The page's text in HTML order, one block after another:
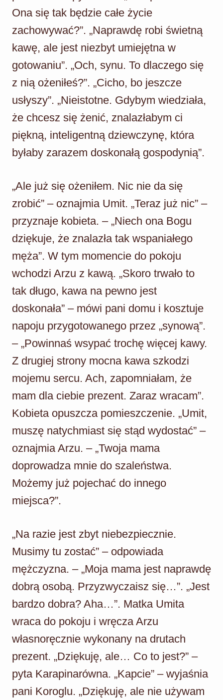
Ona się tak będzie całe życie
zachowywać?”. „Naprawdę robi świetną
kawę, ale jest niezbyt umiejętna w
gotowaniu”. „Och, synu. To dlaczego się
z nią ożeniłeś?”. „Cicho, bo jeszcze
usłyszy”. „Nieistotne. Gdybym wiedziała,
że chcesz się żenić, znalazłabym ci
piękną, inteligentną dziewczynę, która
byłaby zarazem doskonałą gospodynią”.
„Ale już się ożeniłem. Nic nie da się
zrobić” – oznajmia Umit. „Teraz już nic” –
przyznaje kobieta. – „Niech ona Bogu
dziękuje, że znalazła tak wspaniałego
męża”. W tym momencie do pokoju
wchodzi Arzu z kawą. „Skoro trwało to
tak długo, kawa na pewno jest
doskonała” – mówi pani domu i kosztuje
napoju przygotowanego przez „synową”.
– „Powinnaś wsypać trochę więcej kawy.
Z drugiej strony mocna kawa szkodzi
mojemu sercu. Ach, zapomniałam, że
mam dla ciebie prezent. Zaraz wracam”.
Kobieta opuszcza pomieszczenie. „Umit,
muszę natychmiast się stąd wydostać” –
oznajmia Arzu. – „Twoja mama
doprowadza mnie do szaleństwa.
Możemy już pojechać do innego
miejsca?”.
„Na razie jest zbyt niebezpiecznie.
Musimy tu zostać” – odpowiada
mężczyzna. – „Moja mama jest naprawdę
dobrą osobą. Przyzwyczaisz się…”. „Jest
bardzo dobra? Aha…”. Matka Umita
wraca do pokoju i wręcza Arzu
własnoręcznie wykonany na drutach
prezent. „Dziękuję, ale… Co to jest?” –
pyta Karapinarówna. „Kapcie” – wyjaśnia
pani Koroglu. „Dziękuję, ale nie używam